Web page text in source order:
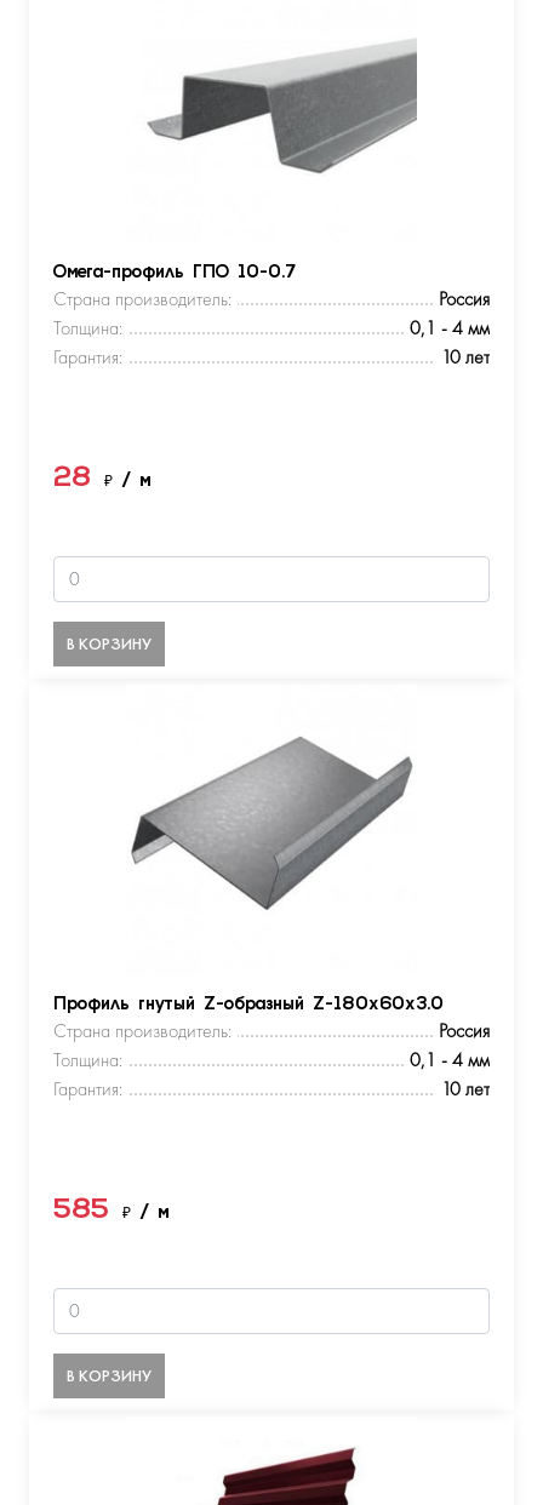
Омега-профиль ГПО 10-0.7
Страна производитель:
Россия
Толщина:
0,1 - 4 мм
Гарантия:
10 лет
28 ₽ / м
В КОРЗИНУ
Профиль гнутый Z-образный Z-180х60х3.0
Страна производитель:
Россия
Толщина:
0,1 - 4 мм
Гарантия:
10 лет
585 ₽ / м
В КОРЗИНУ